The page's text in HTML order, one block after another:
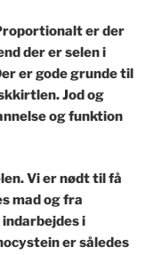
er der
der er selen i
er gode grunde til
Jod og
og funktion
Vi er nødt til få
mad og fra
i
er således